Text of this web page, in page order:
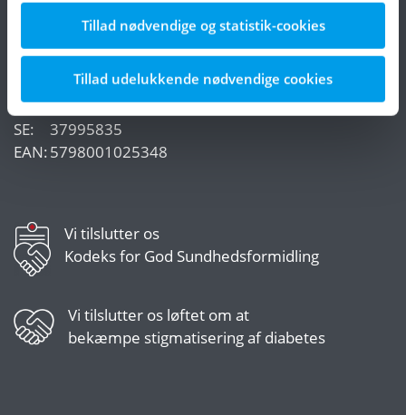
Tillad nødvendige og statistik-cookies
Tillad udelukkende nødvendige cookies
Steno Diabetes Center Copenhagen
Borgmester Ib Juuls Vej 83
2730 Herlev
CVR:29190623
SE:
37995835
EAN:5798001025348
Vi tilslutter os
Kodeks for God Sundhedsformidling
Vi tilslutter os løftet om at
bekæmpe stigmatisering af diabetes